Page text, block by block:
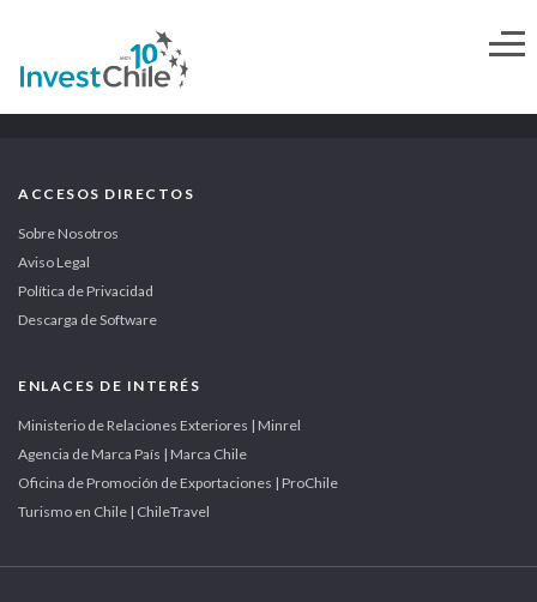
ACCESOS DIRECTOS
Sobre Nosotros
Aviso Legal
Política de Privacidad
Descarga de Software
ENLACES DE INTERÉS
Ministerio de Relaciones Exteriores | Minrel
Agencia de Marca País | Marca Chile
Oficina de Promoción de Exportaciones | ProChile
Turismo en Chile | ChileTravel